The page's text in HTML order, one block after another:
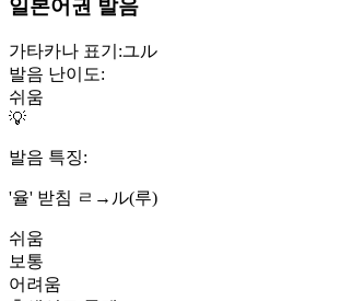
일본어권 발음
가타카나 표기:ユル
발음 난이도:
쉬움
💡
발음 특징:
'율' 받침 ㄹ→ル(루)
쉬움
보통
어려움